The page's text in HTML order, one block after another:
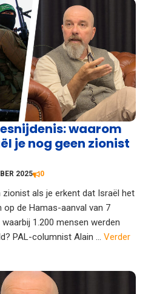
waarom
je nog geen zionist
2025 0
als je erkent dat Israël het
de Hamas-aanval van 7
1.200 mensen werden
PAL-columnist Alain ... Verder